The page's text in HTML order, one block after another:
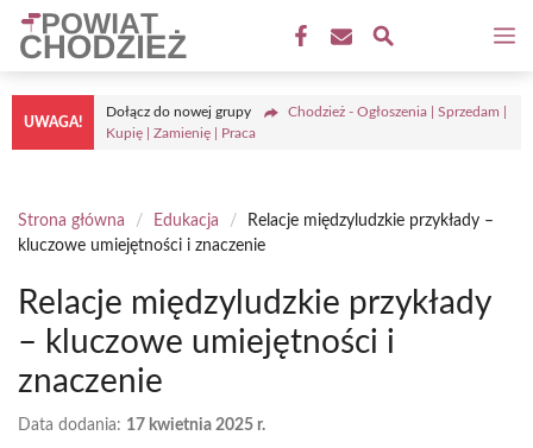
Przejdź
treści
UWAGA!
Dołącz do nowej grupy
Chodzież - Ogłoszenia | Sprzedam |
Kupię | Zamienię | Praca
Strona główna / Edukacja /
Relacje międzyludzkie przykłady –
kluczowe umiejętności i znaczenie
Relacje międzyludzkie przykłady
– kluczowe umiejętności i
znaczenie
Data dodania: 17 kwietnia 2025 r.